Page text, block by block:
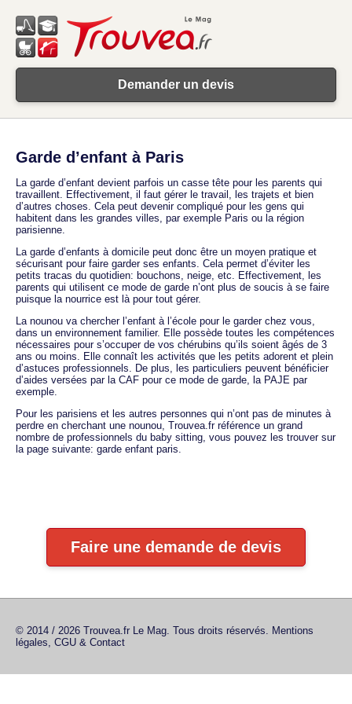
Demander un devis
Garde d’enfant à Paris
La garde d’enfant devient parfois un casse tête pour les parents qui
travaillent. Effectivement, il faut gérer le travail, les trajets et bien
d’autres choses. Cela peut devenir compliqué pour les gens qui
habitent dans les grandes villes, par exemple Paris ou la région
parisienne.
La garde d’enfants à domicile peut donc être un moyen pratique et
sécurisant pour faire garder ses enfants. Cela permet d’éviter les
petits tracas du quotidien: bouchons, neige, etc. Effectivement, les
parents qui utilisent ce mode de garde n’ont plus de soucis à se faire
puisque la nourrice est là pour tout gérer.
La nounou va chercher l’enfant à l’école pour le garder chez vous,
dans un environnement familier. Elle possède toutes les compétences
nécessaires pour s’occuper de vos chérubins qu’ils soient âgés de 3
ans ou moins. Elle connaît les activités que les petits adorent et plein
d’astuces professionnels. De plus, les particuliers peuvent bénéficier
d’aides versées par la CAF pour ce mode de garde, la PAJE par
exemple.
Pour les parisiens et les autres personnes qui n’ont pas de minutes à
perdre en cherchant une nounou, Trouvea.fr référence un grand
nombre de professionnels du baby sitting, vous pouvez les trouver sur
la page suivante: garde enfant paris.
Faire une demande de devis
© 2014 / 2026 Trouvea.fr Le Mag. Tous droits réservés. Mentions
légales, CGU & Contact